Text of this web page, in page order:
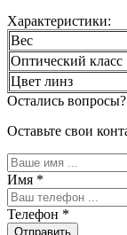
Характеристики:
Вес
Оптический класс
Цвет линз
Остались вопросы?
Оставьте свои
Имя *
Телефон *
Отправить